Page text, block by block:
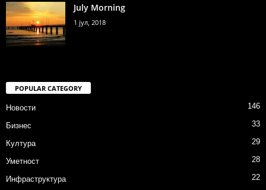
July Morning
1 јул, 2018
POPULAR CATEGORY
Новости 146
Бизнес 33
Култура 29
Уметност 28
Инфраструктура 22